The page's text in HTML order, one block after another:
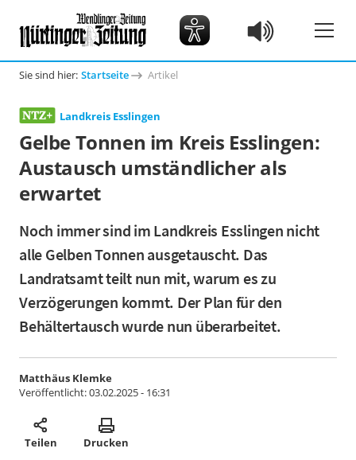
Sie sind hier: Startseite Artikel
Landkreis Esslingen
Gelbe Tonnen im Kreis Esslingen:
Austausch umständlicher als
erwartet
Noch immer sind im Landkreis Esslingen nicht
alle Gelben Tonnen ausgetauscht. Das
Landratsamt teilt nun mit, warum es zu
Verzögerungen kommt. Der Plan für den
Behältertausch wurde nun überarbeitet.
Matthäus Klemke
Veröffentlicht:03.02.2025 - 16:31
Teilen Drucken